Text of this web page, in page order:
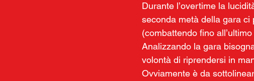
Durante l’overtime la
seconda metà della gara
(combattendo fino
Analizzando la gara
volontà di riprendersi in
Ovviamente è da